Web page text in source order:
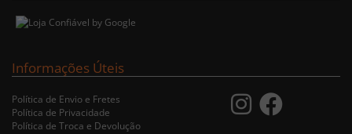
Informações Úteis
Política de Envio e Fretes
Política de Privacidade
Política de Troca e Devolução